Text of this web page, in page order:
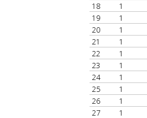
18
1
19
1
20
1
21
1
22
1
23
1
24
1
25
1
26
1
27
1